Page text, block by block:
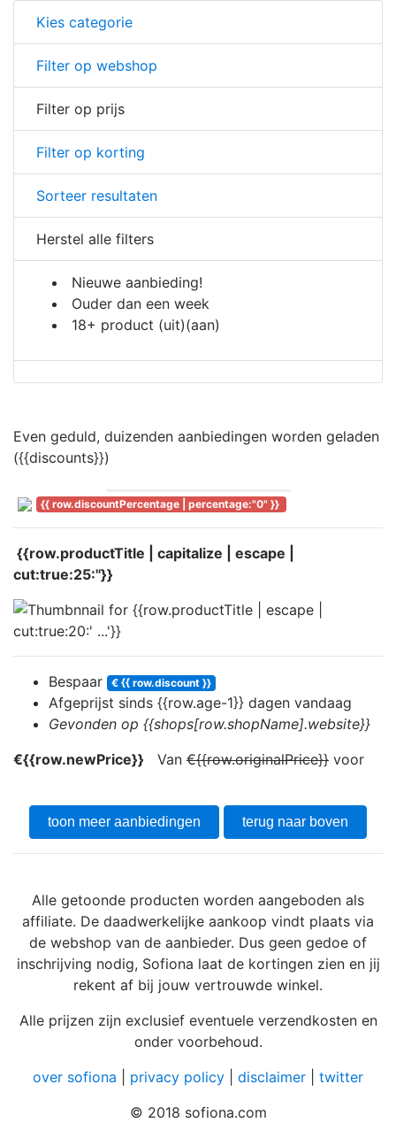
Kies categorie
Filter op webshop
Filter op prijs
Filter op korting
Sorteer resultaten
Herstel alle filters
Nieuwe aanbieding!
Ouder dan een week
18+ product (uit)(aan)
Even geduld, duizenden aanbiedingen worden geladen
({{discounts}})
{{ row.discountPercentage | percentage:"0" }}
{{row.productTitle | capitalize | escape |
cut:true:25:''}}
Bespaar € {{ row.discount }}
Afgeprijst sinds {{row.age-1}} dagen vandaag
Gevonden op {{shops[row.shopName].website}}
€{{row.newPrice}}
Van €{{row.originalPrice}} voor
toon meer aanbiedingen terug naar boven
Alle getoonde producten worden aangeboden als
affiliate. De daadwerkelijke aankoop vindt plaats via
de webshop van de aanbieder. Dus geen gedoe of
inschrijving nodig, Sofiona laat de kortingen zien en jij
rekent af bij jouw vertrouwde winkel.
Alle prijzen zijn exclusief eventuele verzendkosten en
onder voorbehoud.
over sofiona
privacy policy disclaimer
twitter
© 2018 sofiona.com